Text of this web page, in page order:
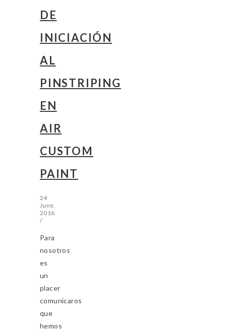
DE
INICIACIÓN
AL
PINSTRIPING
EN
AIR
CUSTOM
PAINT
24
June,
2016
/
Para
nosotros
es
un
placer
comunicaros
que
hemos